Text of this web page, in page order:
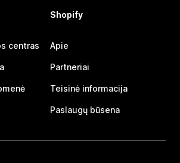
centras
Shopify
Apie
Partneriai
Teisinė informacija
Paslaugų būsena